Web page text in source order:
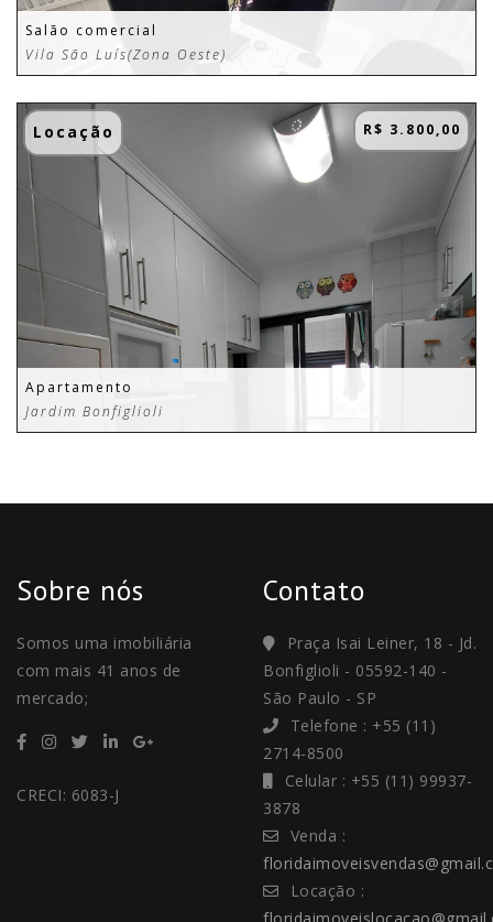
Salão comercial
Vila São Luís(Zona Oeste)
Locação R$ 3.800,00
Apartamento
Jardim Bonfiglioli
Sobre nós
Somos uma imobiliária
com mais 41 anos de
mercado;
CRECI: 6083-J
Contato
Praça Isai Leiner, 18 - Jd.
Bonfiglioli - 05592-140 -
São Paulo - SP
Telefone : +55 (11)
2714-8500
Celular : +55 (11) 99937-
3878
Venda :
Locação :